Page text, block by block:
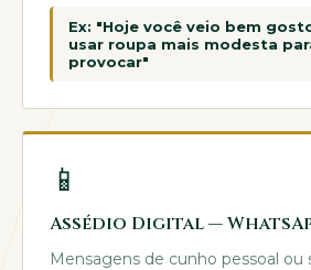
Ex: "Hoje você veio bem
usar roupa mais modesta
provocar"
📱
Assédio Digital —
Mensagens de cunho pessoal ou